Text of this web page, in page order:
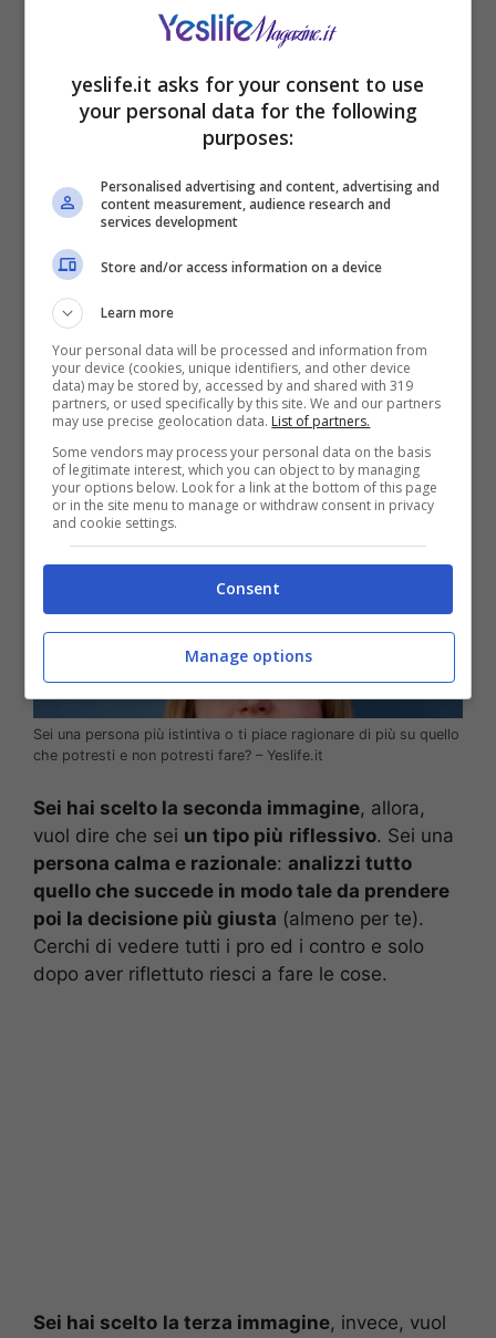
Sei hai scelto la prima immagine
sei un
tipo ambizioso :non pensi molto prima
di agire
obiettivi che ti sei prefissato, in ogni modo
possibile. Vorresti avere sempre tanto
successo, anche se alcune volte potresti correre
dei rischi.
Sei una persona più istintiva o ti piace ragionare di più su quello
che potresti e non potresti fare? – Yeslife.it
Sei hai scelto la seconda immagine, allora,
vuol dire che sei un tipo più riflessivo. Sei una
persona calma e razionale: analizzi tutto
quello che succede in modo tale da prendere
poi la decisione più giusta (almeno per te).
Cerchi di vedere tutti i pro ed i contro e solo
dopo aver riflettuto riesci a fare le cose.
Sei hai scelto la terza immagine, invece, vuol
yeslife.it asks for your consent to use
your personal data for the following
purposes:
Personalised advertising and content, advertising and
content measurement, audience research and
services development
Store and/or access information on a device
Learn more
Your personal data will be processed and information from
your device (cookies, unique identifiers, and other device
data) may be stored by, accessed by and shared with 319
partners, or used specifically by this site. We and our partners
may use precise geolocation data. List of partners.
Some vendors may process your personal data on the basis
of legitimate interest, which you can object to by managing
your options below. Look for a link at the bottom of this page
or in the site menu to manage or withdraw consent in privacy
and cookie settings.
Consent
Manage options